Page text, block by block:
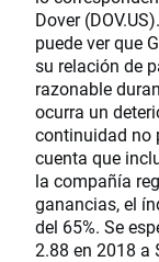
Dover
puede ver que
su relación de
razonable
ocurra un
continuidad no
cuenta que
la compañía
ganancias, el
del 65%. Se
2.88 en 2018 a